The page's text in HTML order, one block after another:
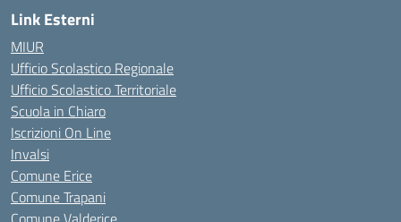
Link Esterni
MIUR
Ufficio Scolastico Regionale
Ufficio Scolastico Territoriale
Scuola in Chiaro
Iscrizioni On Line
Invalsi
Comune Erice
Comune Trapani